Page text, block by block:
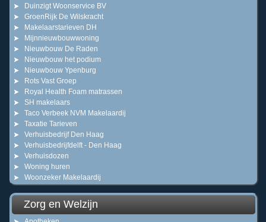
Duinzigt Woonservice BV
GroenRijk De Wilskracht
Makelaarstarieven DH
Mijnnieuwbouwwoning
Nieuwbouw De Raden
Nieuwbouw het podium
Nieuwbouw Ypenburg
Rots Vast Groep
Royal Health Foam matrassen
SH makelaars
Taco Verbeek NVM Makelaardij
Taxatie Tarieven
Verhuisbedrijf Den Haag
Verhuisbedrijfdelft - Den Haag
Verhuisdozen
Woning huren
Woonzeker Makelaardij
Zorg en Welzijn